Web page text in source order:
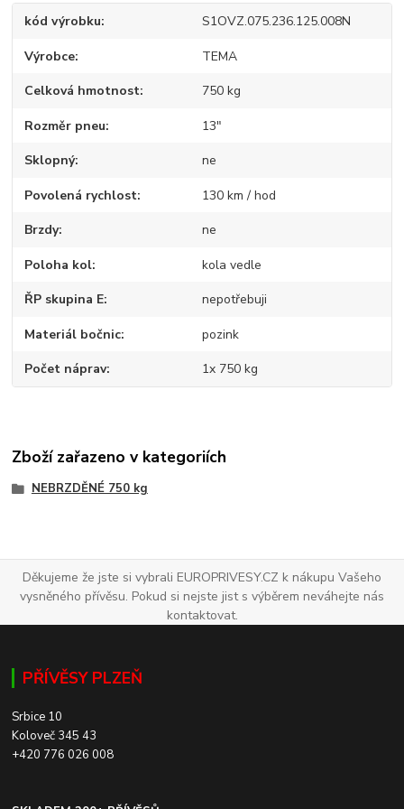
kód výrobku S1OVZ.075.236.125.008N
Výrobce TEMA
Celková hmotnost 750 kg
Rozměr pneu 13"
Sklopný ne
Povolená rychlost 130 km / hod
Brzdy ne
Poloha kol kola vedle
ŘP skupina E nepotřebuji
Materiál bočnic pozink
Počet náprav 1x 750 kg
Zboží zařazeno v kategoriích
NEBRZDĚNÉ 750 kg
Děkujeme že jste si vybrali EUROPRIVESY.CZ k nákupu Vašeho
vysněného přívěsu. Pokud si nejste jist s výběrem neváhejte nás
kontaktovat.
PŘÍVĚSY PLZEŇ
Srbice 10
Koloveč 345 43
+420 776 026 008